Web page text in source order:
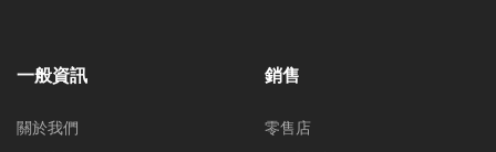
一般資訊
關於我們
銷售
零售店